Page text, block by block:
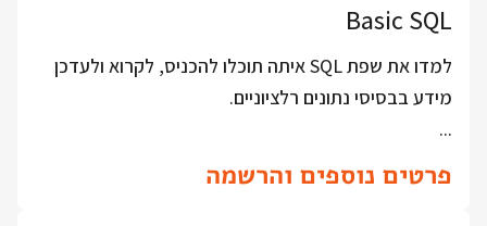
Basic SQL
למדו את שפת SQL איתה תוכלו להכניס, לקרוא ולעדכן
מידע בבסיסי נתונים רלציוניים.
...
פרטים נוספים והרשמה